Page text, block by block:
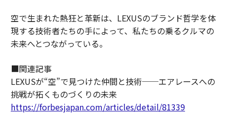
空で生まれた熱狂と革新は、LEXUSのブランド哲学を体
現する技術者たちの手によって、私たちの乗るクルマの
未来へとつながっている。
■関連記事
LEXUSが“空”で見つけた仲間と技術──エアレースへの
挑戦が拓くものづくりの未来
https://forbesjapan.com/articles/detail/81339